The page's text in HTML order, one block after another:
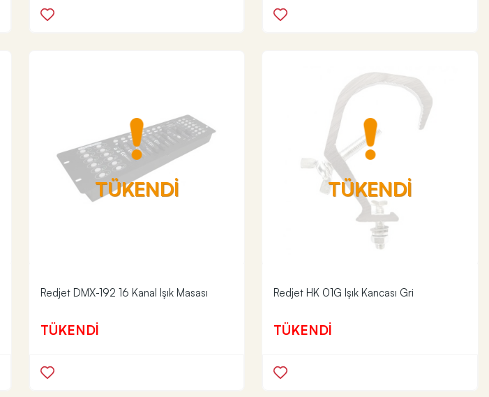
TÜKENDİ
Redjet DMX-192 16 Kanal Işık Masası
TÜKENDİ
TÜKENDİ
Redjet HK 01G Işık Kancası Gri
TÜKENDİ